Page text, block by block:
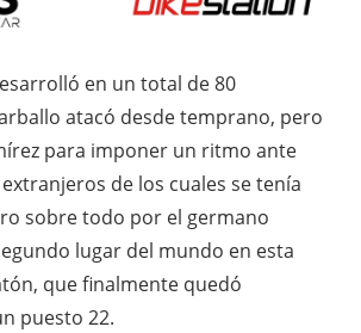
en un total de 80
atacó desde temprano, pero
para imponer un ritmo ante
de los cuales se tenía
sobre todo por el germano
lugar del mundo en esta
que finalmente quedó
puesto 22.